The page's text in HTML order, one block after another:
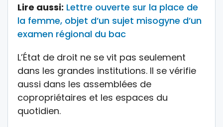
Lire aussi: Lettre ouverte sur la place de
la femme, objet d’un sujet misogyne d’un
examen régional du bac
L’État de droit ne se vit pas seulement
dans les grandes institutions. Il se vérifie
aussi dans les assemblées de
copropriétaires et les espaces du
quotidien.